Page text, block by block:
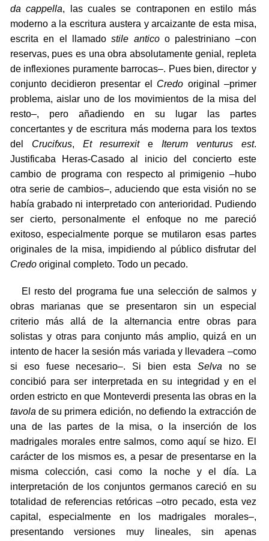
da cappella, las cuales se contraponen en estilo más
moderno a la escritura austera y arcaizante de esta misa,
escrita en el llamadostile anticoo palestriniano –con
reservas, pues es una obra absolutamente genial, repleta
de inflexiones puramente barrocas–. Pues bien, director y
conjunto decidieron presentar el Credo original –primer
problema, aislar uno de los movimientos de la misa del
resto–, pero añadiendo en su lugar las partes
concertantes y de escritura más moderna para los textos
del Crucifxus, Et resurrexiteIterum venturus est.
Justificaba Heras-Casado al inicio del concierto este
cambio de programa con respecto al primigenio –hubo
otra serie de cambios–, aduciendo que esta visión no se
había grabado ni interpretado con anterioridad. Pudiendo
ser cierto, personalmente el enfoque no me pareció
exitoso, especialmente porque se mutilaron esas partes
originales de la misa, impidiendo al público disfrutar del
Credooriginal completo. Todo un pecado.
El resto del programa fue una selección de salmos y
obras marianas que se presentaron sin un especial
criterio más allá de la alternancia entre obras para
solistas y otras para conjunto más amplio, quizá en un
intento de hacer la sesión más variada y llevadera –como
si eso fuese necesario–. Si bien estaSelva no se
concibió para ser interpretada en su integridad y en el
orden estricto en que Monteverdi presenta las obras en la
tavola de su primera edición, no defiendo la extracción de
una de las partes de la misa, o la inserción de los
madrigales morales entre salmos, como aquí se hizo. El
carácter de los mismos es, a pesar de presentarse en la
misma colección, casi como la noche y el día. La
interpretación de los conjuntos germanos careció en su
totalidad de referencias retóricas –otro pecado, esta vez
capital, especialmente en los madrigales morales–,
presentando versiones muy lineales, sin apenas